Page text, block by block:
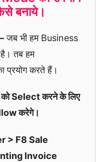
बनाये।
जब भी हम Business
तब हम
करते हैं।
Select करने के लिए
करेगे।
> F8 Sale
Invoice